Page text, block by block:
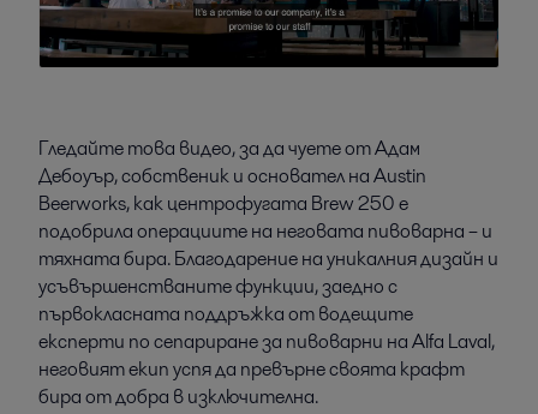
Гледайте това видео, за да чуете от Адам
Дебоуър, собственик и основател на Austin
Beerworks, как центрофугата Brew 250 е
подобрила операциите на неговата пивоварна – и
тяхната бира. Благодарение на уникалния дизайн и
усъвършенстваните функции, заедно с
първокласната поддръжка от водещите
експерти по сепариране за пивоварни на Alfa Laval,
неговият екип успя да превърне своята крафт
бира от добра в изключителна.